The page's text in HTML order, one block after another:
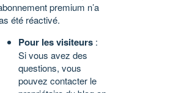
premium n’a
été réactivé.
Pour les visiteurs :
Si vous avez des
questions, vous
pouvez contacter le